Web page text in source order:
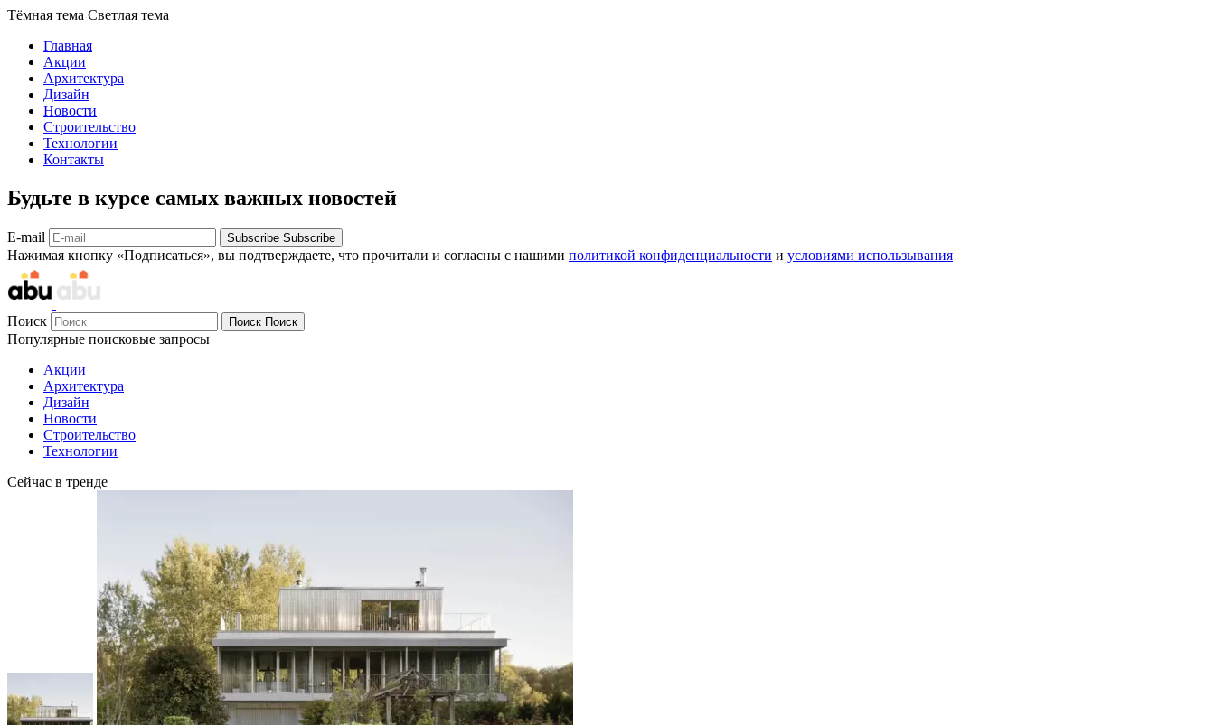
Тёмная тема Светлая тема
Главная
Акции
Архитектура
Дизайн
Новости
Строительство
Технологии
Контакты
Будьте в курсе самых важных новостей
E-mail Subscribe Subscribe
Нажимая кнопку «Подписаться», вы подтверждаете, что прочитали и согласны с нашими политикой конфиденциальности и условиями использывания
Поиск Поиск Поиск
Популярные поисковые запросы
Акции
Архитектура
Дизайн
Новости
Строительство
Технологии
Сейчас в тренде